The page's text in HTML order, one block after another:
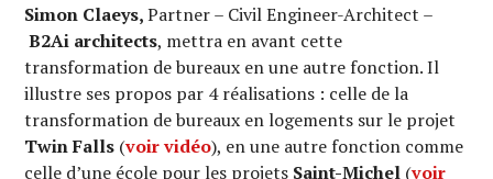
Simon Claeys,Partner – Civil Engineer-Architect –
B2Ai architects, mettra en avant cette
transformation de bureaux en une autre fonction. Il
illustre ses propos par 4 réalisations : celle de la
transformation de bureaux en logements sur le projet
Twin Falls (voir vidéo), en une autre fonction comme
celle d’une école pour les projets Saint-Michel (voir